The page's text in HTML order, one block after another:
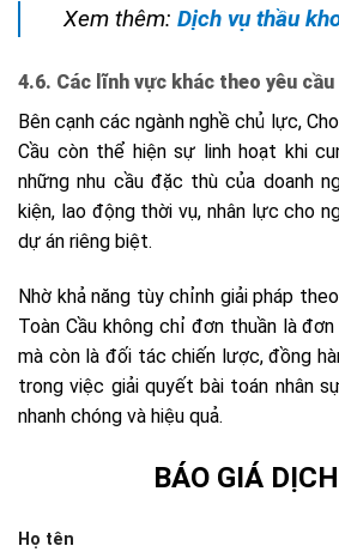
Xem thêm: Dịch vụ thầu
4.6. Các lĩnh vực khác theo yêu cầu
Bên cạnh các ngành nghề chủ lực,
Cầu còn thể hiện sự linh hoạt khi
những nhu cầu đặc thù của doanh
kiện, lao động thời vụ, nhân lực cho
dự án riêng biệt.
Nhờ khả năng tùy chỉnh giải pháp
Toàn Cầu không chỉ đơn thuần là
mà còn là đối tác chiến lược, đồng
trong việc giải quyết bài toán nhân
nhanh chóng và hiệu quả.
BÁO GIÁ
Họ tên